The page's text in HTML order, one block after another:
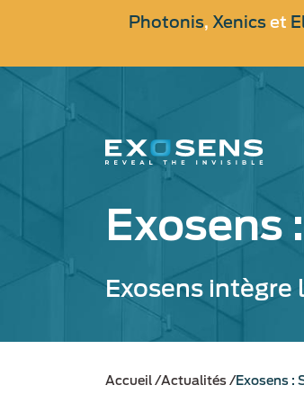
principal
Photonis, Xenicset
Exosens
Exosens intègre
Accueil Actualités Exosens :